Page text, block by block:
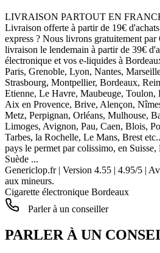
LIVRAISON PARTOUT EN
Livraison offerte à partir de 19€
express ? Nous livrons gratuitement
livraison le lendemain à partir de 39€
électronique et vos e-liquides à
Paris, Grenoble, Lyon, Nantes,
Strasbourg, Montpellier, Bordeaux,
Etienne, Le Havre, Maubeuge,
Aix en Provence, Brive, Alençon,
Metz, Perpignan, Orléans, Mulhouse,
Limoges, Avignon, Pau, Caen, Blois,
Tarbes, la Rochelle, Le Mans, Brest
pays le permet par colissimo, en
Suède ...
Genericlop.fr| Version 4.55 | 4.95/5 |
aux mineurs.
Cigarette électronique Bordeaux
Parler à un conseiller
PARLER À UN